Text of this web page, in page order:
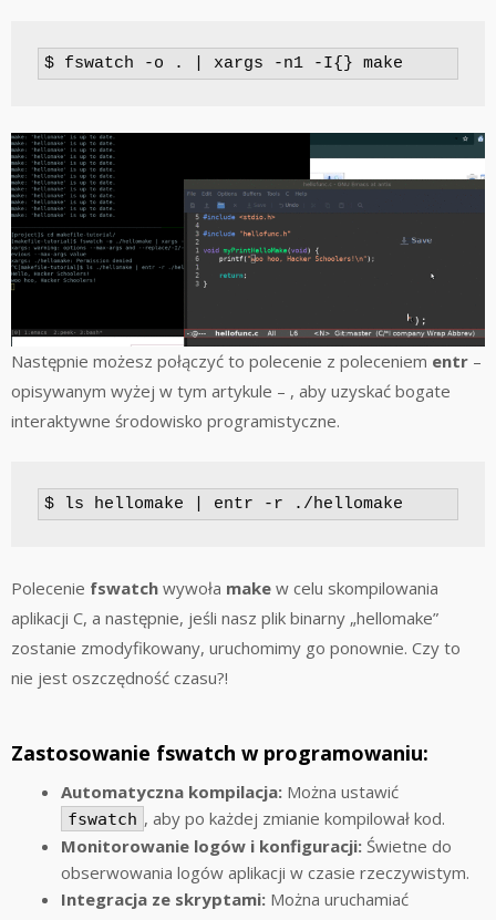
$ fswatch -o . | xargs -n1 -I{} make
Następnie możesz połączyć to polecenie z poleceniem entr –
opisywanym wyżej w tym artykule – , aby uzyskać bogate
interaktywne środowisko programistyczne.
$ ls hellomake | entr -r ./hellomake
Polecenie fswatch wywoła make w celu skompilowania
aplikacji C, a następnie, jeśli nasz plik binarny „hellomake”
zostanie zmodyfikowany, uruchomimy go ponownie. Czy to
nie jest oszczędność czasu?!
Zastosowanie fswatch w programowaniu:
Automatyczna kompilacja: Można ustawić
fswatch , aby po każdej zmianie kompilował kod.
Monitorowanie logów i konfiguracji: Świetne do
obserwowania logów aplikacji w czasie rzeczywistym.
Integracja ze skryptami: Można uruchamiać